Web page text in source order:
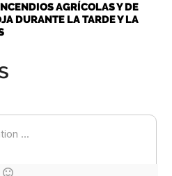
AGRÍCOLAS Y DE
DURANTE LA TARDE Y LA